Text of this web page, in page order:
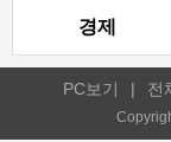
경제
PC보기 | 전